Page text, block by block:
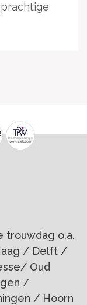
trouwdag o.a.
/ Delft /
Oud
/
/ Hoorn